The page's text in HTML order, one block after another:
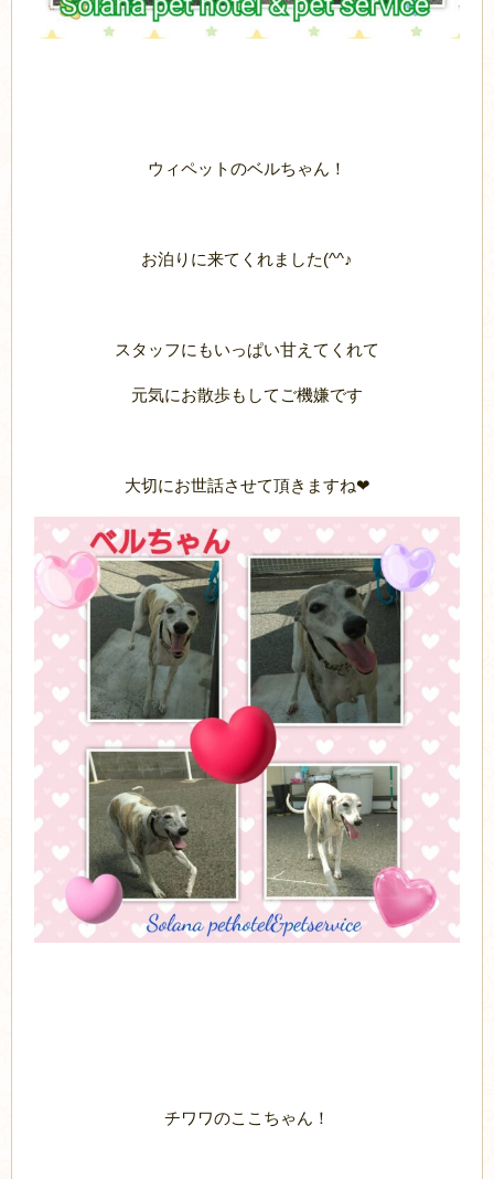
ウィペットのベルちゃん！
お泊りに来てくれました(^^♪
スタッフにもいっぱい甘えてくれて
元気にお散歩もしてご機嫌です
大切にお世話させて頂きますね❤
チワワのここちゃん！